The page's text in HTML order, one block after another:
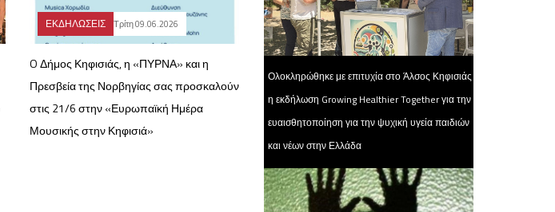
ΕΚΔΗΛΩΣΕΙΣ Τρίτη 09.06.2026
O Δήμος Κηφισιάς, η «ΠΥΡΝΑ» και η
Πρεσβεία της Νορβηγίας σας προσκαλούν
στις 21/6 στην «Ευρωπαϊκή Ημέρα
Μουσικής στην Κηφισιά»
Ολοκληρώθηκε με επιτυχία στο Άλσος Κηφισιάς
η εκδήλωση Growing Healthier Together για την
ευαισθητοποίηση για την ψυχική υγεία παιδιών
και νέων στην Ελλάδα